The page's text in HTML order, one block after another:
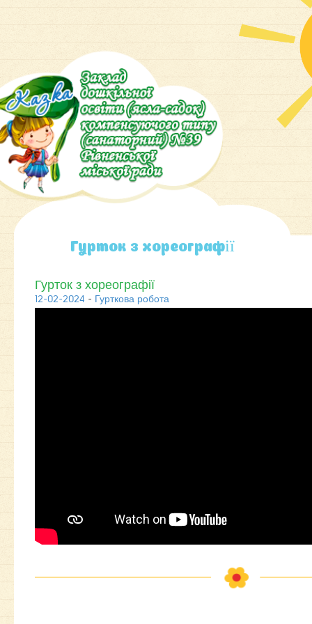
Гурток з хореографії
Гурток з хореографії
12-02-2024 - Гурткова робота